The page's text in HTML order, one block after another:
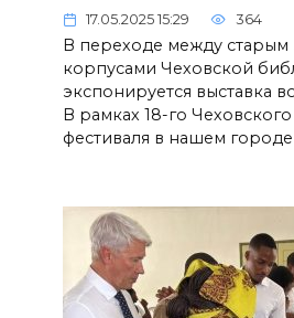
17.05.2025 15:29 364
В переходе между
корпусами Чеховской
экспонируется выставка
В рамках 18-го
фестиваля в нашем городе